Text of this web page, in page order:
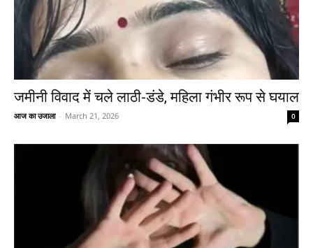
जमीनी विवाद में चले लाठी-डंडे, महिला गंभीर रूप से घयाल
आज का उजाला - March 21, 2026 0